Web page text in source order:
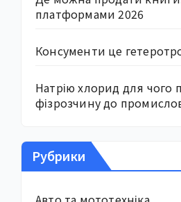
платформами 2026
Консументи це
Натрію хлорид для чого
фізрозчину до
Рубрики